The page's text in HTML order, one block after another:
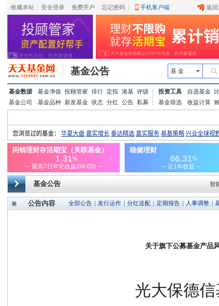
收藏本站 安全登录 免费开户 忘记密码 手机客户端 返
基金公告 基 金
基金数据 基金净值 投顾管家 排行 定投 港基 评级
基金公司
基金品种 新发基金 状态 分红 公告 私募
投资工具 自选基金
基金筛选
收益计算
基金公告 智
公告内容 全部公告 发行运作 分红送配 定期报告 人事调整
关于旗下公募基金产品